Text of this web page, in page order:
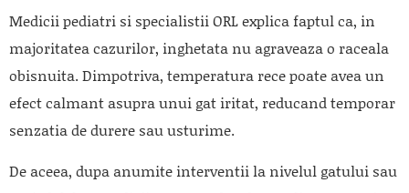
Medicii pediatri si specialistii ORL explica faptul ca, in
majoritatea cazurilor, inghetata nu agraveaza o raceala
obisnuita. Dimpotriva, temperatura rece poate avea un
efect calmant asupra unui gat iritat, reducand temporar
senzatia de durere sau usturime.
De aceea, dupa anumite interventii la nivelul gatului sau